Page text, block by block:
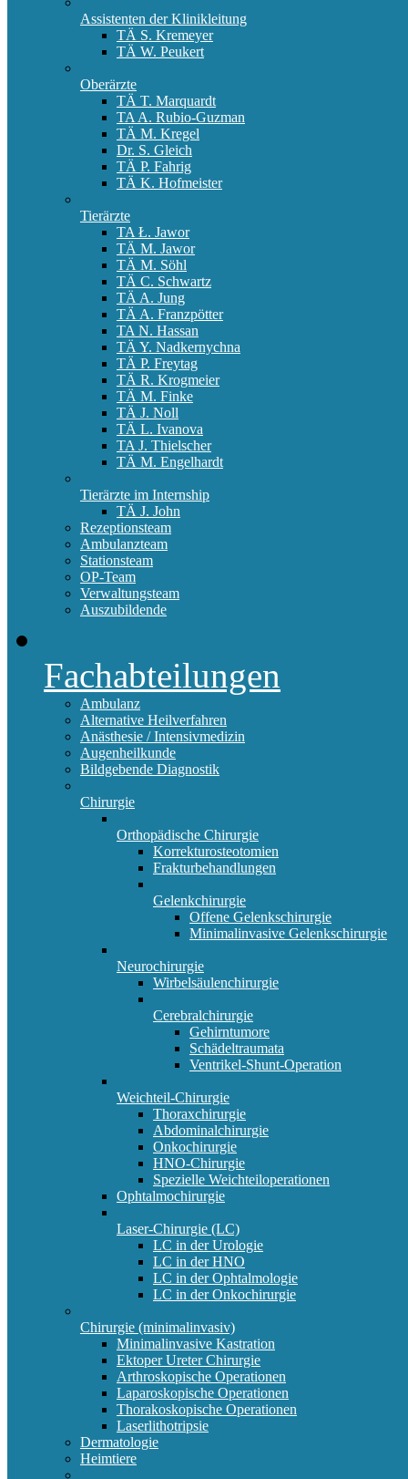
Assistenten der Klinikleitung
TÄ S. Kremeyer
TÄ W. Peukert
Oberärzte
TÄ T. Marquardt
TA A. Rubio-Guzman
TÄ M. Kregel
Dr. S. Gleich
TÄ P. Fahrig
TÄ K. Hofmeister
Tierärzte
TA Ł. Jawor
TÄ M. Jawor
TÄ M. Söhl
TÄ C. Schwartz
TÄ A. Jung
TÄ A. Franzpötter
TA N. Hassan
TÄ Y. Nadkernychna
TÄ P. Freytag
TÄ R. Krogmeier
TÄ M. Finke
TÄ J. Noll
TÄ L. Ivanova
TA J. Thielscher
TÄ M. Engelhardt
Tierärzte im Internship
TÄ J. John
Rezeptionsteam
Ambulanzteam
Stationsteam
OP-Team
Verwaltungsteam
Auszubildende
Fachabteilungen
Ambulanz
Alternative Heilverfahren
Anästhesie / Intensivmedizin
Augenheilkunde
Bildgebende Diagnostik
Chirurgie
Orthopädische Chirurgie
Korrekturosteotomien
Frakturbehandlungen
Gelenkchirurgie
Offene Gelenkschirurgie
Minimalinvasive Gelenkschirurgie
Neurochirurgie
Wirbelsäulenchirurgie
Cerebralchirurgie
Gehirntumore
Schädeltraumata
Ventrikel-Shunt-Operation
Weichteil-Chirurgie
Thoraxchirurgie
Abdominalchirurgie
Onkochirurgie
HNO-Chirurgie
Spezielle Weichteiloperationen
Ophtalmochirurgie
Laser-Chirurgie (LC)
LC in der Urologie
LC in der HNO
LC in der Ophtalmologie
LC in der Onkochirurgie
Chirurgie (minimalinvasiv)
Minimalinvasive Kastration
Ektoper Ureter Chirurgie
Arthroskopische Operationen
Laparoskopische Operationen
Thorakoskopische Operationen
Laserlithotripsie
Dermatologie
Heimtiere